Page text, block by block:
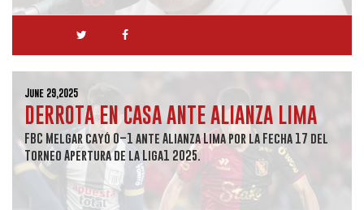
June 29,2025
DERROTA EN CASA ANTE ALIANZA LIMA
FBC Melgar cayó 0–1 ante Alianza Lima por la Fecha 17 del
Torneo Apertura de la Liga1 2025.